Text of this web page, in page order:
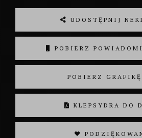
UDOSTĘPNIJ
POBIERZ
POBIERZ GRAFIKĘ
KLEPSYDRA DO
❤